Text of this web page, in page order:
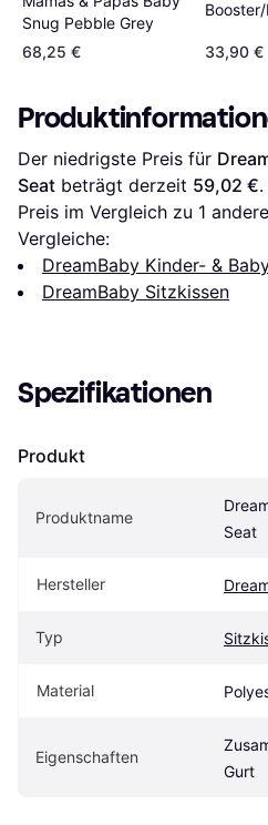
Snug Pebble Grey
68,25 €
33,90 €
Der niedrigste Preis für
Seat beträgt derzeit 59,02 €
Preis im Vergleich zu 1
Vergleiche:
DreamBaby Kinder- &
DreamBaby Sitzkissen
Spezifikationen
Produkt
Produktname
Seat
Hersteller
Typ
Material
Eigen­schaften
Gurt